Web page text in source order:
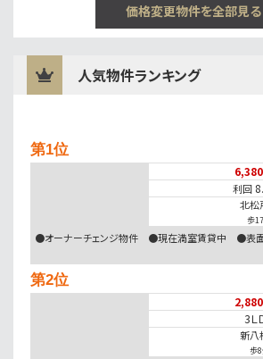
価格変更物件を全部見る
人気物件ランキング
第1位
利回
北松
歩
●オーナーチェンジ物件 ●現在満室賃貸中 ●表
第2位
3Ｌ
新八
歩